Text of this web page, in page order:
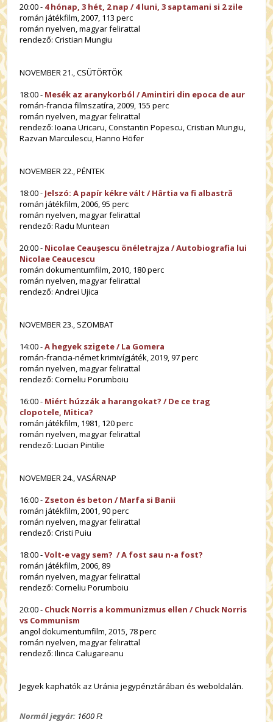
20:00 - 4 hónap, 3 hét, 2 nap / 4 luni, 3 saptamani si 2 zile
román játékfilm, 2007, 113 perc
román nyelven, magyar felirattal
rendező: Cristian Mungiu
NOVEMBER 21., CSÜTÖRTÖK
18:00 - Mesék az aranykorból / Amintiri din epoca de aur
román-francia filmszatíra, 2009, 155 perc
román nyelven, magyar felirattal
rendező: Ioana Uricaru, Constantin Popescu, Cristian Mungiu,
Razvan Marculescu, Hanno Höfer
NOVEMBER 22., PÉNTEK
18:00 - Jelszó: A papír kékre vált / Hârtia va fi albastră
román játékfilm, 2006, 95 perc
román nyelven, magyar felirattal
rendező: Radu Muntean
20:00 - Nicolae Ceaușescu önéletrajza / Autobiografia lui
Nicolae Ceaucescu
román dokumentumfilm, 2010, 180 perc
román nyelven, magyar felirattal
rendező: Andrei Ujica
NOVEMBER 23., SZOMBAT
14:00 -A hegyek szigete / La Gomera
román-francia-német krimivígjáték, 2019, 97 perc
román nyelven, magyar felirattal
rendező: Corneliu Porumboiu
16:00 - Miért húzzák a harangokat? / De ce trag
clopotele, Mitica?
román játékfilm, 1981, 120 perc
román nyelven, magyar felirattal
rendező: Lucian Pintilie
NOVEMBER 24., VASÁRNAP
16:00 - Zseton és beton / Marfa si Banii
román játékfilm, 2001, 90 perc
román nyelven, magyar felirattal
rendező: Cristi Puiu
18:00 -Volt-e vagy sem? / A fost sau n-a fost?
román játékfilm, 2006, 89
román nyelven, magyar felirattal
rendező: Corneliu Porumboiu
20:00 - Chuck Norris a kommunizmus ellen / Chuck Norris
vs Communism
angol dokumentumfilm, 2015, 78 perc
román nyelven, magyar felirattal
rendező: Ilinca Calugareanu
Jegyek kaphatók az Uránia jegypénztárában és weboldalán.
Normál jegyár: 1600 Ft